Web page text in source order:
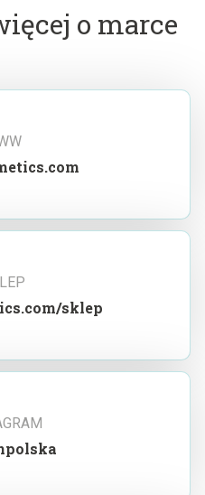
o marce
sklep